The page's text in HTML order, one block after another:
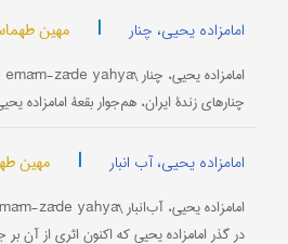
امامزاده یحیی، چنار | مهین
چنارهای زندۀ ایران، هم‌جوار بقعۀ امامزاده
امامزاده یحیی، آب انبار | مهین
در گذر امامزاده یحیى که اکنون اثری از آن